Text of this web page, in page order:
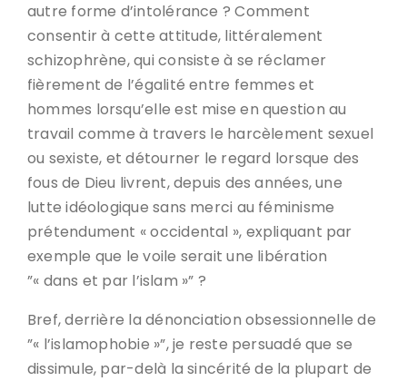
autre forme d’intolérance ? Comment
consentir à cette attitude, littéralement
schizophrène, qui consiste à se réclamer
fièrement de l’égalité entre femmes et
hommes lorsqu’elle est mise en question au
travail comme à travers le harcèlement sexuel
ou sexiste, et détourner le regard lorsque des
fous de Dieu livrent, depuis des années, une
lutte idéologique sans merci au féminisme
prétendument « occidental », expliquant par
exemple que le voile serait une libération
”« dans et par l’islam »” ?
Bref, derrière la dénonciation obsessionnelle de
”« l’islamophobie »”, je reste persuadé que se
dissimule, par-delà la sincérité de la plupart de